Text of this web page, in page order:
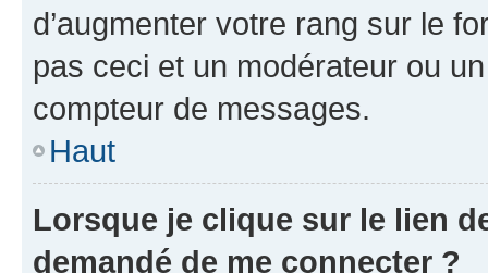
d’augmenter votre rang sur le
pas ceci et un modérateur ou
compteur de messages.
Haut
Lorsque je clique sur le lien
demandé de me connecter ?